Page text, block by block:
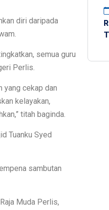
diri daripada
semua guru
Perlis.
yang cekap dan
kelayakan,
titah baginda.
Tuanku Syed
sambutan
Muda Perlis,